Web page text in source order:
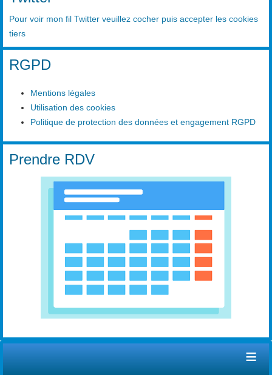
Pour voir mon fil Twitter veuillez cocher puis accepter les cookies
tiers
RGPD
Mentions légales
Utilisation des cookies
Politique de protection des données et engagement RGPD
Prendre RDV
≡